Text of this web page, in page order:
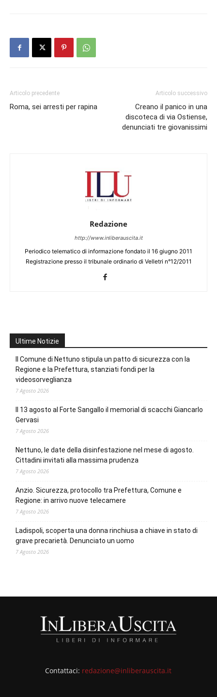
Articolo precedente
Roma, sei arresti per rapina
Articolo successivo
Creano il panico in una
discoteca di via Ostiense,
denunciati tre giovanissimi
Redazione
http://www.inliberauscita.it
Periodico telematico di informazione fondato il 16 giugno 2011
Registrazione presso il tribunale ordinario di Velletri n°12/2011
Ultime Notizie
Il Comune di Nettuno stipula un patto di sicurezza con la
Regione e la Prefettura, stanziati fondi per la
videosorveglianza
7 Agosto 2026
Il 13 agosto al Forte Sangallo il memorial di scacchi Giancarlo
Gervasi
7 Agosto 2026
Nettuno, le date della disinfestazione nel mese di agosto.
Cittadini invitati alla massima prudenza
7 Agosto 2026
Anzio. Sicurezza, protocollo tra Prefettura, Comune e
Regione: in arrivo nuove telecamere
7 Agosto 2026
Ladispoli, scoperta una donna rinchiusa a chiave in stato di
grave precarietà. Denunciato un uomo
7 Agosto 2026
Contattaci: redazione@inliberauscita.it